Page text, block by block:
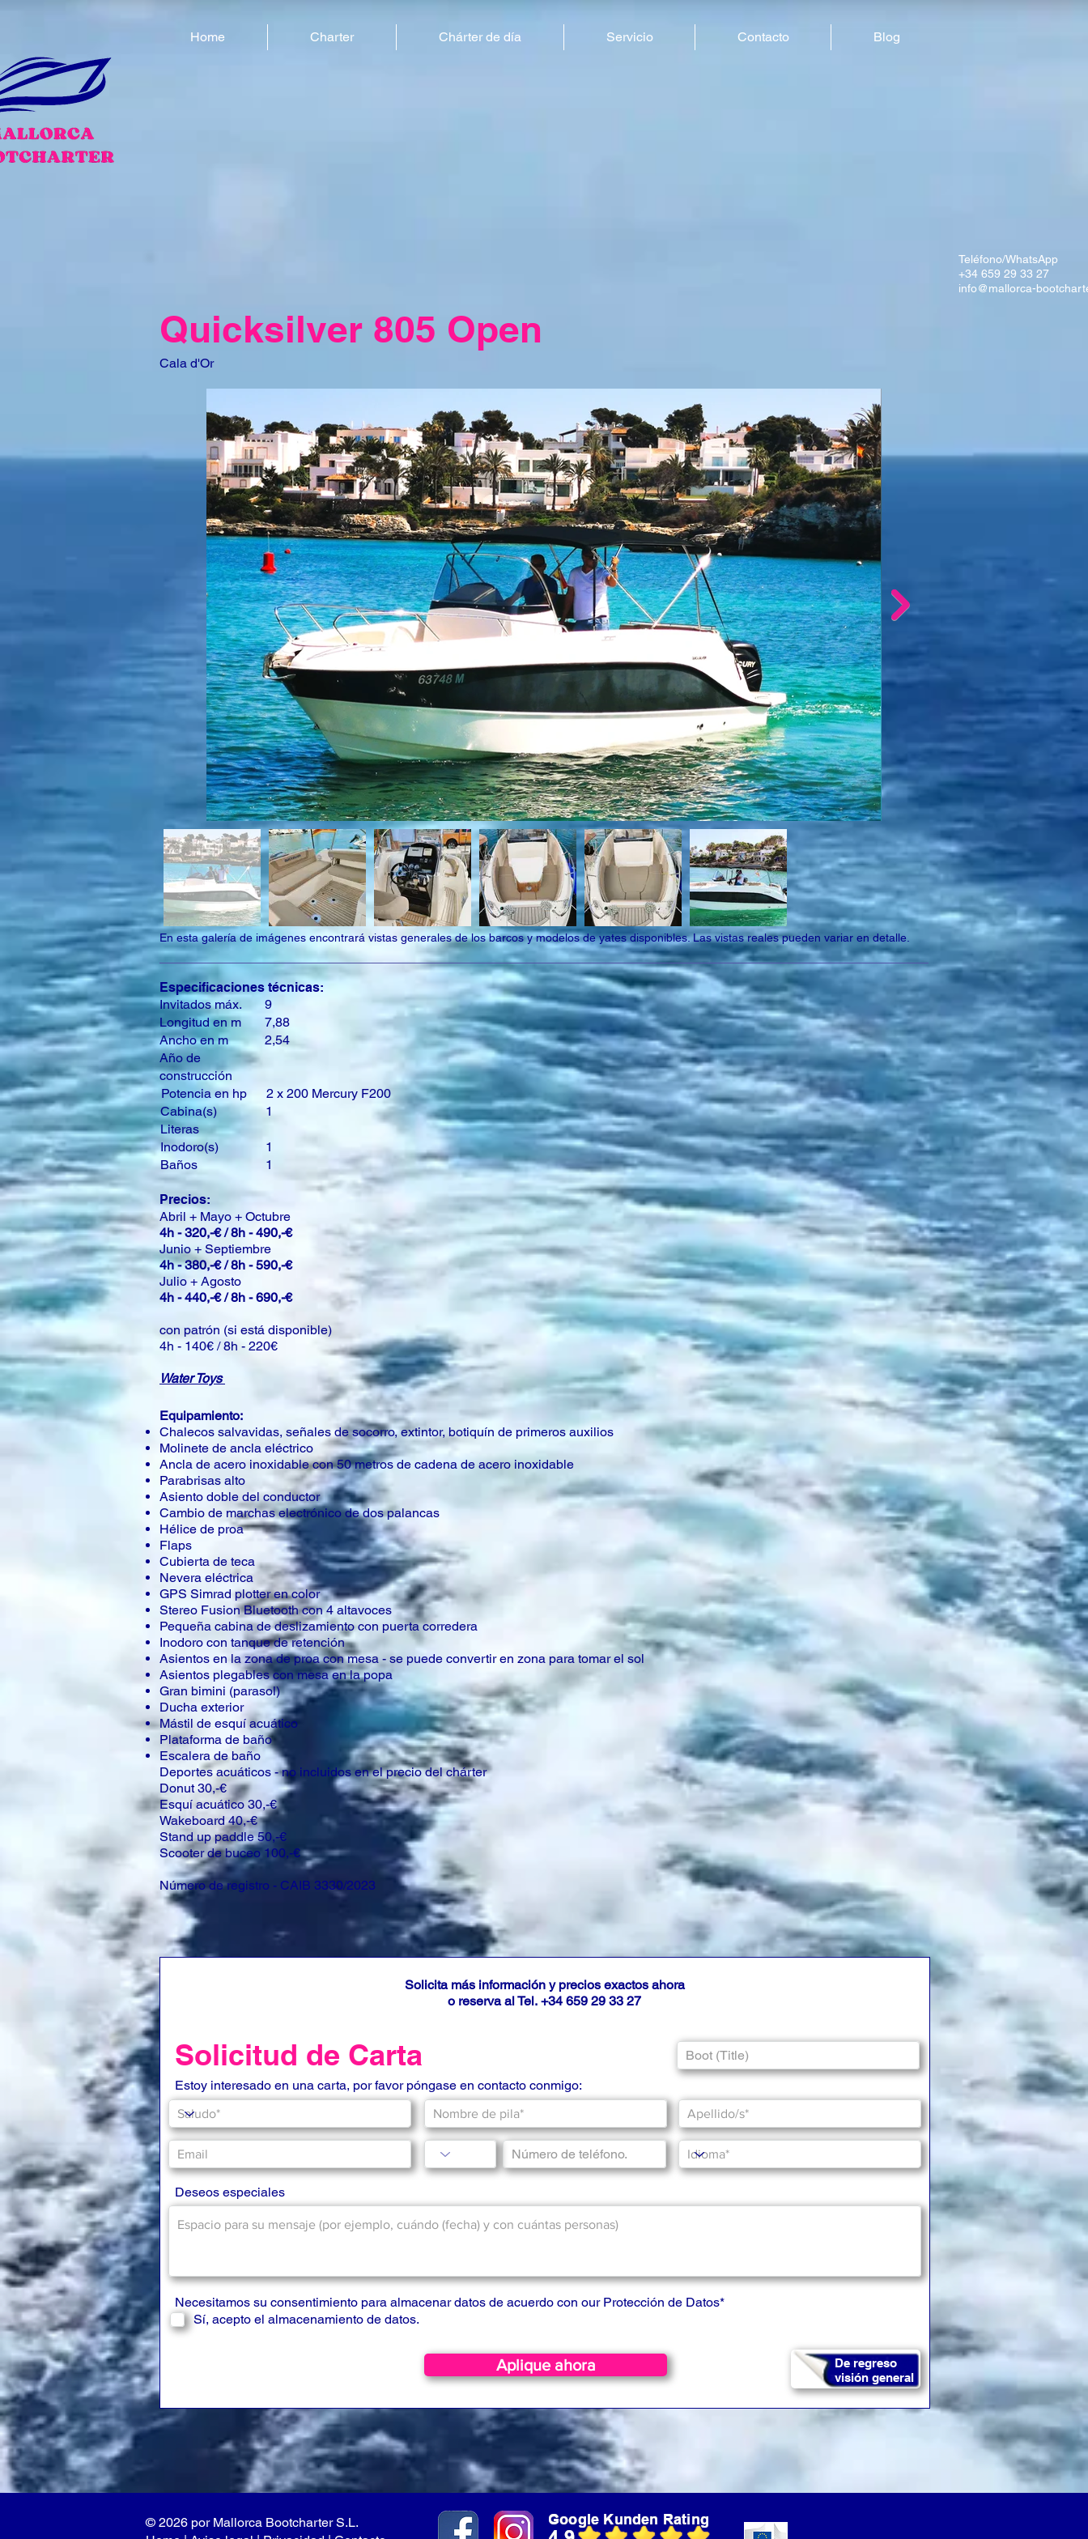
Home Charter Chárter de día Servicio Contacto Blog
Quicksilver 805 Open
Cala d'Or
En esta galería de imágenes encontrará vistas generales de los barcos y modelos de yates disponibles. Las vistas reales pueden variar en detalle.
Especificaciones técnicas:
Invitados máx.
Longitud en m
Ancho en m
Año de
construcción
Potencia en hp
Cabina(s)
Literas
Inodoro(s)
Baños
9
7,88
2,54
2 x 200 Mercury F200
1
1
1
Precios:
Abril + Mayo + Octubre
4h - 320,-€ / 8h - 490,-€
Junio + Septiembre
4h - 380,-€ / 8h - 590,-€
Julio + Agosto
4h - 440,-€ / 8h - 690,-€
con patrón (si está disponible)
4h - 140€ / 8h - 220€
Water Toys
Equipamiento:
Chalecos salvavidas, señales de socorro, extintor, botiquín de primeros auxilios
Molinete de ancla eléctrico
Ancla de acero inoxidable con 50 metros de cadena de acero inoxidable
Parabrisas alto
Asiento doble del conductor
Cambio de marchas electrónico de dos palancas
Hélice de proa
Flaps
Cubierta de teca
Nevera eléctrica
GPS Simrad plotter en color
Stereo Fusion Bluetooth con 4 altavoces
Pequeña cabina de deslizamiento con puerta corredera
Inodoro con tanque de retención
Asientos en la zona de proa con mesa - se puede convertir en zona para tomar el sol
Asientos plegables con mesa en la popa
Gran bimini (parasol)
Ducha exterior
Mástil de esquí acuático
Plataforma de baño
Escalera de baño
Deportes acuáticos - no incluidos en el precio del chárter
Donut 30,-€
Esquí acuático 30,-€
Wakeboard 40,-€
Stand up paddle 50,-€
Scooter de buceo 100,-€
Número de registro - CAIB 3330/2023
Solicita más información y precios exactos ahora
o reserva al Tel. +34 659 29 33 27
Solicitud de Carta
Estoy interesado en una carta, por favor póngase en contacto conmigo:
Deseos especiales
Necesitamos su consentimiento para almacenar datos de acuerdo con our Protección de Datos*
Sí, acepto el almacenamiento de datos.
Aplique ahora
De regreso
visión general
Teléfono/WhatsApp
+34 659 29 33 27
info@mallorca-
© 2026 por Mallorca Bootcharter S.L.